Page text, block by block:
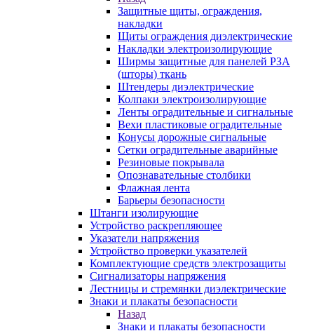
Защитные щиты, ограждения,
накладки
Щиты ограждения диэлектрические
Накладки электроизолирующие
Ширмы защитные для панелей РЗА
(шторы) ткань
Штендеры диэлектрические
Колпаки электроизолирующие
Ленты оградительные и сигнальные
Вехи пластиковые оградительные
Конусы дорожные сигнальные
Сетки оградительные аварийные
Резиновые покрывала
Опознавательные столбики
Флажная лента
Барьеры безопасности
Штанги изолирующие
Устройство раскрепляющее
Указатели напряжения
Устройство проверки указателей
Комплектующие средств электрозащиты
Сигнализаторы напряжения
Лестницы и стремянки диэлектрические
Знаки и плакаты безопасности
Назад
Знаки и плакаты безопасности